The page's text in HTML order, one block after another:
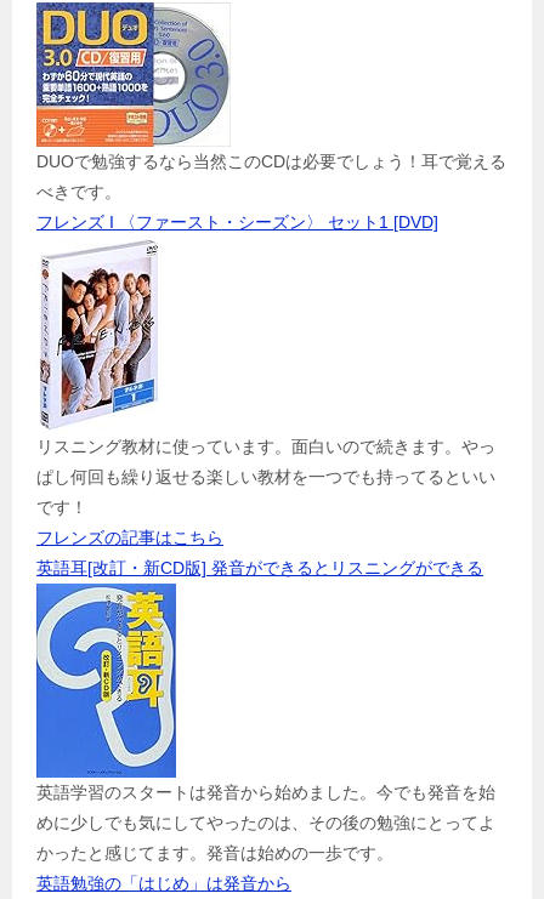
DUOで勉強するなら当然このCDは必要でしょう！耳で覚える
べきです。
フレンズ I 〈ファースト・シーズン〉 セット1 [DVD]
リスニング教材に使っています。面白いので続きます。やっ
ぱし何回も繰り返せる楽しい教材を一つでも持ってるといい
です！
フレンズの記事はこちら
英語耳[改訂・新CD版] 発音ができるとリスニングができる
英語学習のスタートは発音から始めました。今でも発音を始
めに少しでも気にしてやったのは、その後の勉強にとってよ
かったと感じてます。発音は始めの一歩です。
英語勉強の「はじめ」は発音から